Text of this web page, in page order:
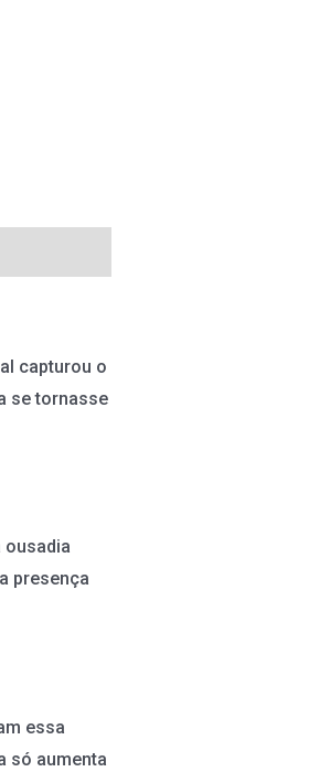
capturou o
se tornasse
ousadia
presença
essa
só aumenta